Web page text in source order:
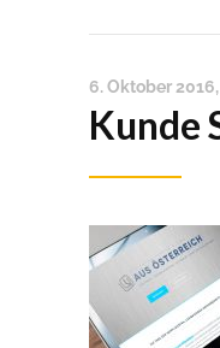
6. Oktober 2016
Kunde